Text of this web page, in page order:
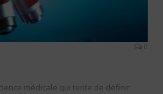
0
médicale qui tente de définir